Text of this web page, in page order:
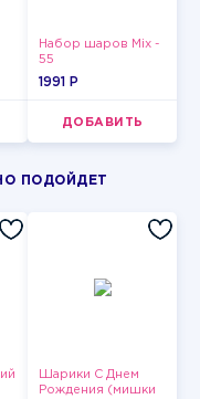
Набор шаров Mix -
55
1991 P
ДОБАВИТЬ
ПОДОЙДЕТ
Шарики С Днем
Рождения (мишки